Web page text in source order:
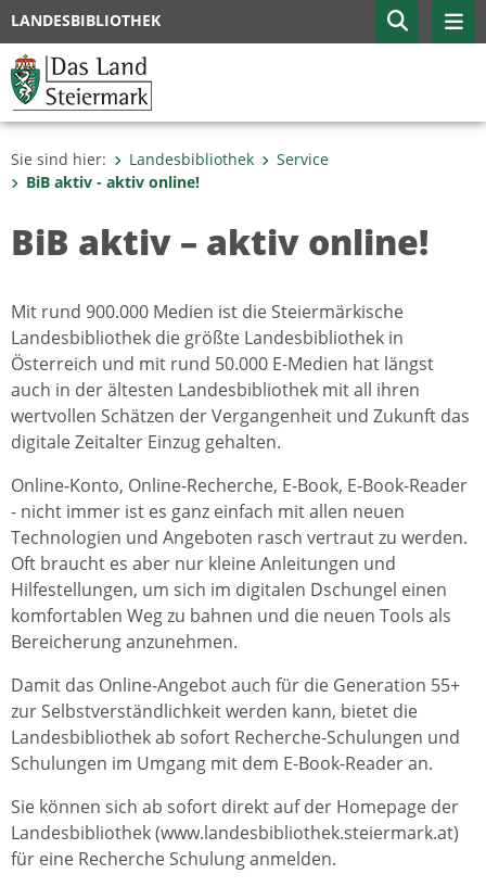
LANDESBIBLIOTHEK
Sie sind hier: Landesbibliothek
Service
BiB aktiv - aktiv online!
BiB aktiv – aktiv online!
Mit rund 900.000 Medien ist die Steiermärkische
Landesbibliothek die größte Landesbibliothek in
Österreich und mit rund 50.000 E-Medien hat längst
auch in der ältesten Landesbibliothek mit all ihren
wertvollen Schätzen der Vergangenheit und Zukunft das
digitale Zeitalter Einzug gehalten.
Online-Konto, Online-Recherche, E-Book, E-Book-Reader
- nicht immer ist es ganz einfach mit allen neuen
Technologien und Angeboten rasch vertraut zu werden.
Oft braucht es aber nur kleine Anleitungen und
Hilfestellungen, um sich im digitalen Dschungel einen
komfortablen Weg zu bahnen und die neuen Tools als
Bereicherung anzunehmen.
Damit das Online-Angebot auch für die Generation 55+
zur Selbstverständlichkeit werden kann, bietet die
Landesbibliothek ab sofort Recherche-Schulungen und
Schulungen im Umgang mit dem E-Book-Reader an.
Sie können sich ab sofort direkt auf der Homepage der
Landesbibliothek (www.landesbibliothek.steiermark.at)
für eine Recherche Schulung anmelden.